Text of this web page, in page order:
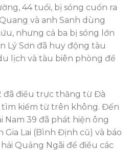
44 tuổi, bị sóng cuốn ra
và anh Sanh dùng
nhưng cả ba bị sóng lớn
Lý Sơn đã huy động tàu
lịch và tàu biên phòng để
đã điều trực thăng từ Đà
tìm kiếm từ trên không. Đến
Nam 39 đã phát hiện ông
Lai (Bình Định cũ) và báo
Quảng Ngãi để điều các